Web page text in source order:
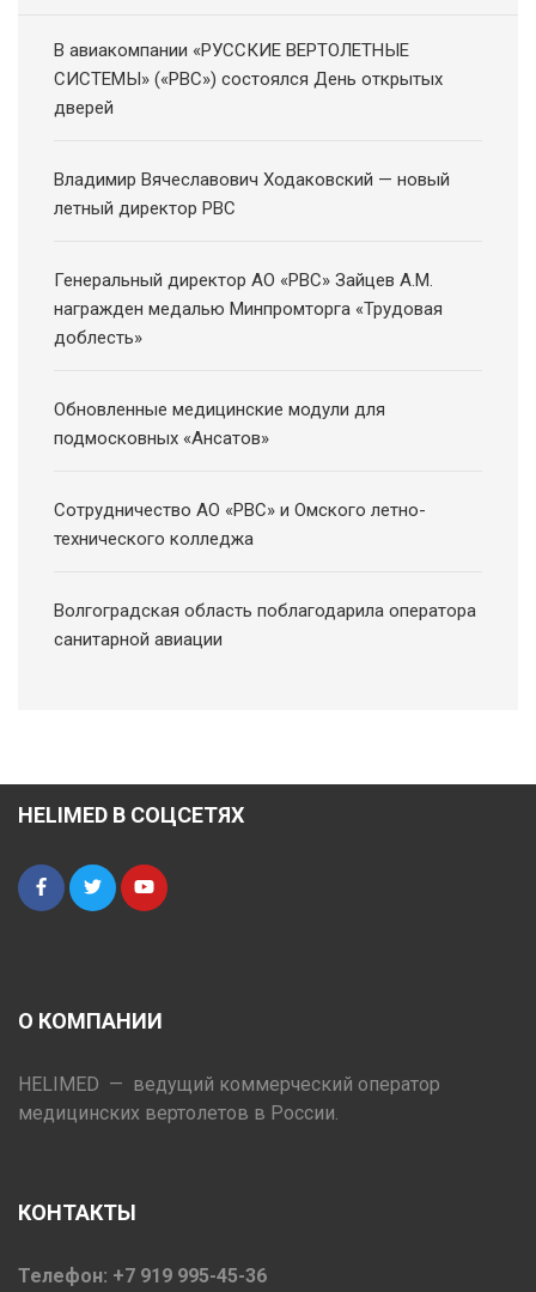
В авиакомпании «РУССКИЕ ВЕРТОЛЕТНЫЕ
СИСТЕМЫ» («РВС») состоялся День открытых
дверей
Владимир Вячеславович Ходаковский — новый
летный директор РВС
Генеральный директор АО «РВС» Зайцев А.М.
награжден медалью Минпромторга «Трудовая
доблесть»
Обновленные медицинские модули для
подмосковных «Ансатов»
Сотрудничество АО «РВС» и Омского летно-
технического колледжа
Волгоградская область поблагодарила оператора
санитарной авиации
HELIMED В СОЦСЕТЯХ
О КОМПАНИИ
HELIMED — ведущий коммерческий оператор
медицинских вертолетов в России.
КОНТАКТЫ
Телефон: +7 919 995-45-36